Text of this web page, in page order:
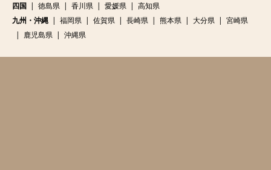
四国
徳島県 香川県 愛媛県
高知県
九州・沖縄
福岡県 佐賀県 長崎県 熊本県 大分県
宮崎県
鹿児島県
沖縄県